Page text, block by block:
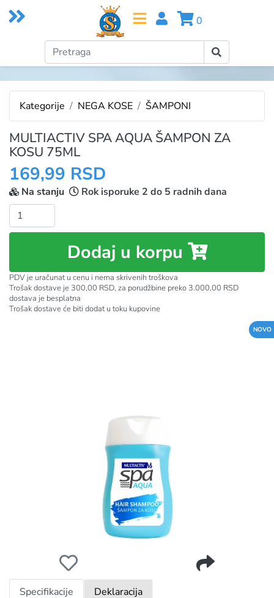
0
Kategorije NEGA KOSE ŠAMPONI
MULTIACTIV SPA AQUA ŠAMPON ZA
KOSU 75ML
169,99 RSD
Na stanju
Rok isporuke 2 do 5 radnih dana
Dodaj u korpu
PDV je uračunat u cenu i nema skrivenih troškova
Trošak dostave je 300,00 RSD, za porudžbine preko 3.000,00 RSD
dostava je besplatna
Trošak dostave će biti dodat u toku kupovine
NOVO
Specifikacije
Deklaracija